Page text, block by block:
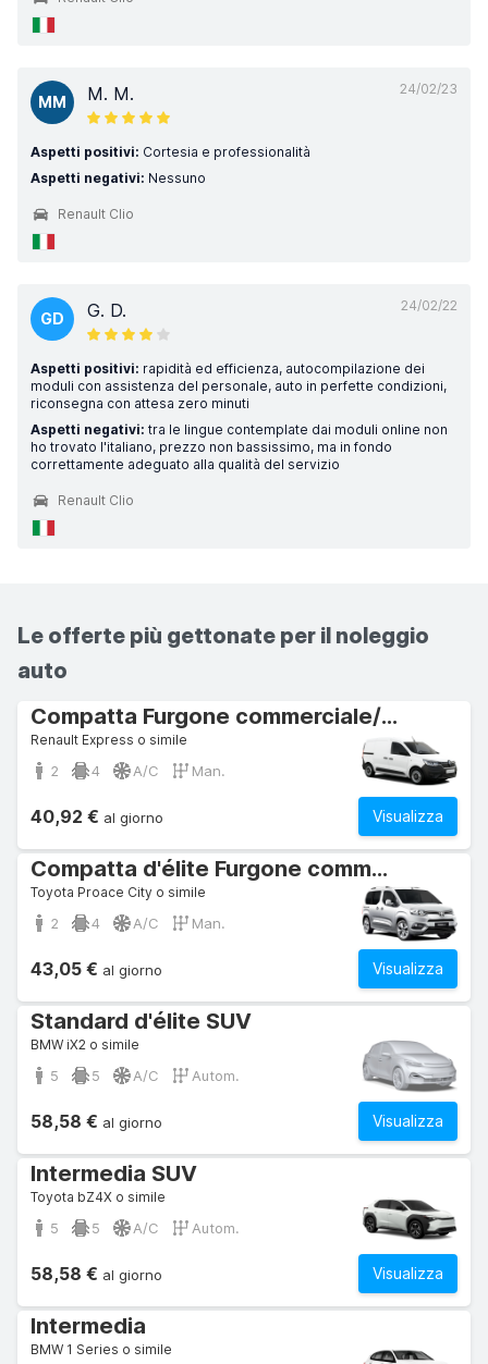
24/02/23
MM M. M.
Aspetti positivi: Cortesia e professionalità
Aspetti negativi: Nessuno
Renault Clio
24/02/22
GD G. D.
Aspetti positivi: rapidità ed efficienza, autocompilazione dei
moduli con assistenza del personale, auto in perfette condizioni,
riconsegna con attesa zero minuti
Aspetti negativi: tra le lingue contemplate dai moduli online non
ho trovato l'italiano, prezzo non bassissimo, ma in fondo
correttamente adeguato alla qualità del servizio
Renault Clio
Le offerte più gettonate per il noleggio
auto
Compatta Furgone commerciale/autocarro
Renault Express o simile
2 4 A/C Man.
Visualizza
40,92 € al giorno
Compatta d'élite Furgone commerciale/autocarro
Toyota Proace City o simile
2 4 A/C Man.
Visualizza
43,05 € al giorno
Standard d'élite SUV
BMW iX2 o simile
5 5 A/C Autom.
Visualizza
58,58 € al giorno
Intermedia SUV
Toyota bZ4X o simile
5 5 A/C Autom.
Visualizza
58,58 € al giorno
Intermedia
BMW 1 Series o simile